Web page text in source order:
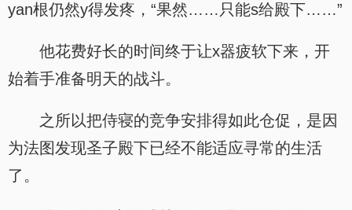
yan根仍然y得发疼，“果然……只能s给殿下……”
他花费好长的时间终于让x器疲软下来，开
始着手准备明天的战斗。
之所以把侍寝的竞争安排得如此仓促，是因
为法图发现圣子殿下已经不能适应寻常的生活
了。